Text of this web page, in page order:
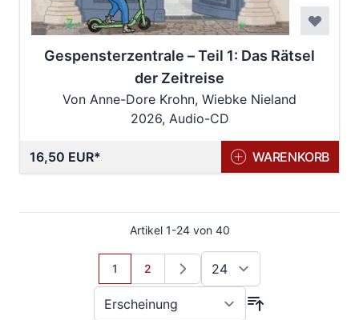
Gespensterzentrale – Teil 1: Das Rätsel
der Zeitreise
Von Anne-Dore Krohn, Wiebke Nieland
2026, Audio-CD
16,50 EUR WARENKORB
Artikel 1-24von 40
Sie lesen gerade Seite
1 Seite
2